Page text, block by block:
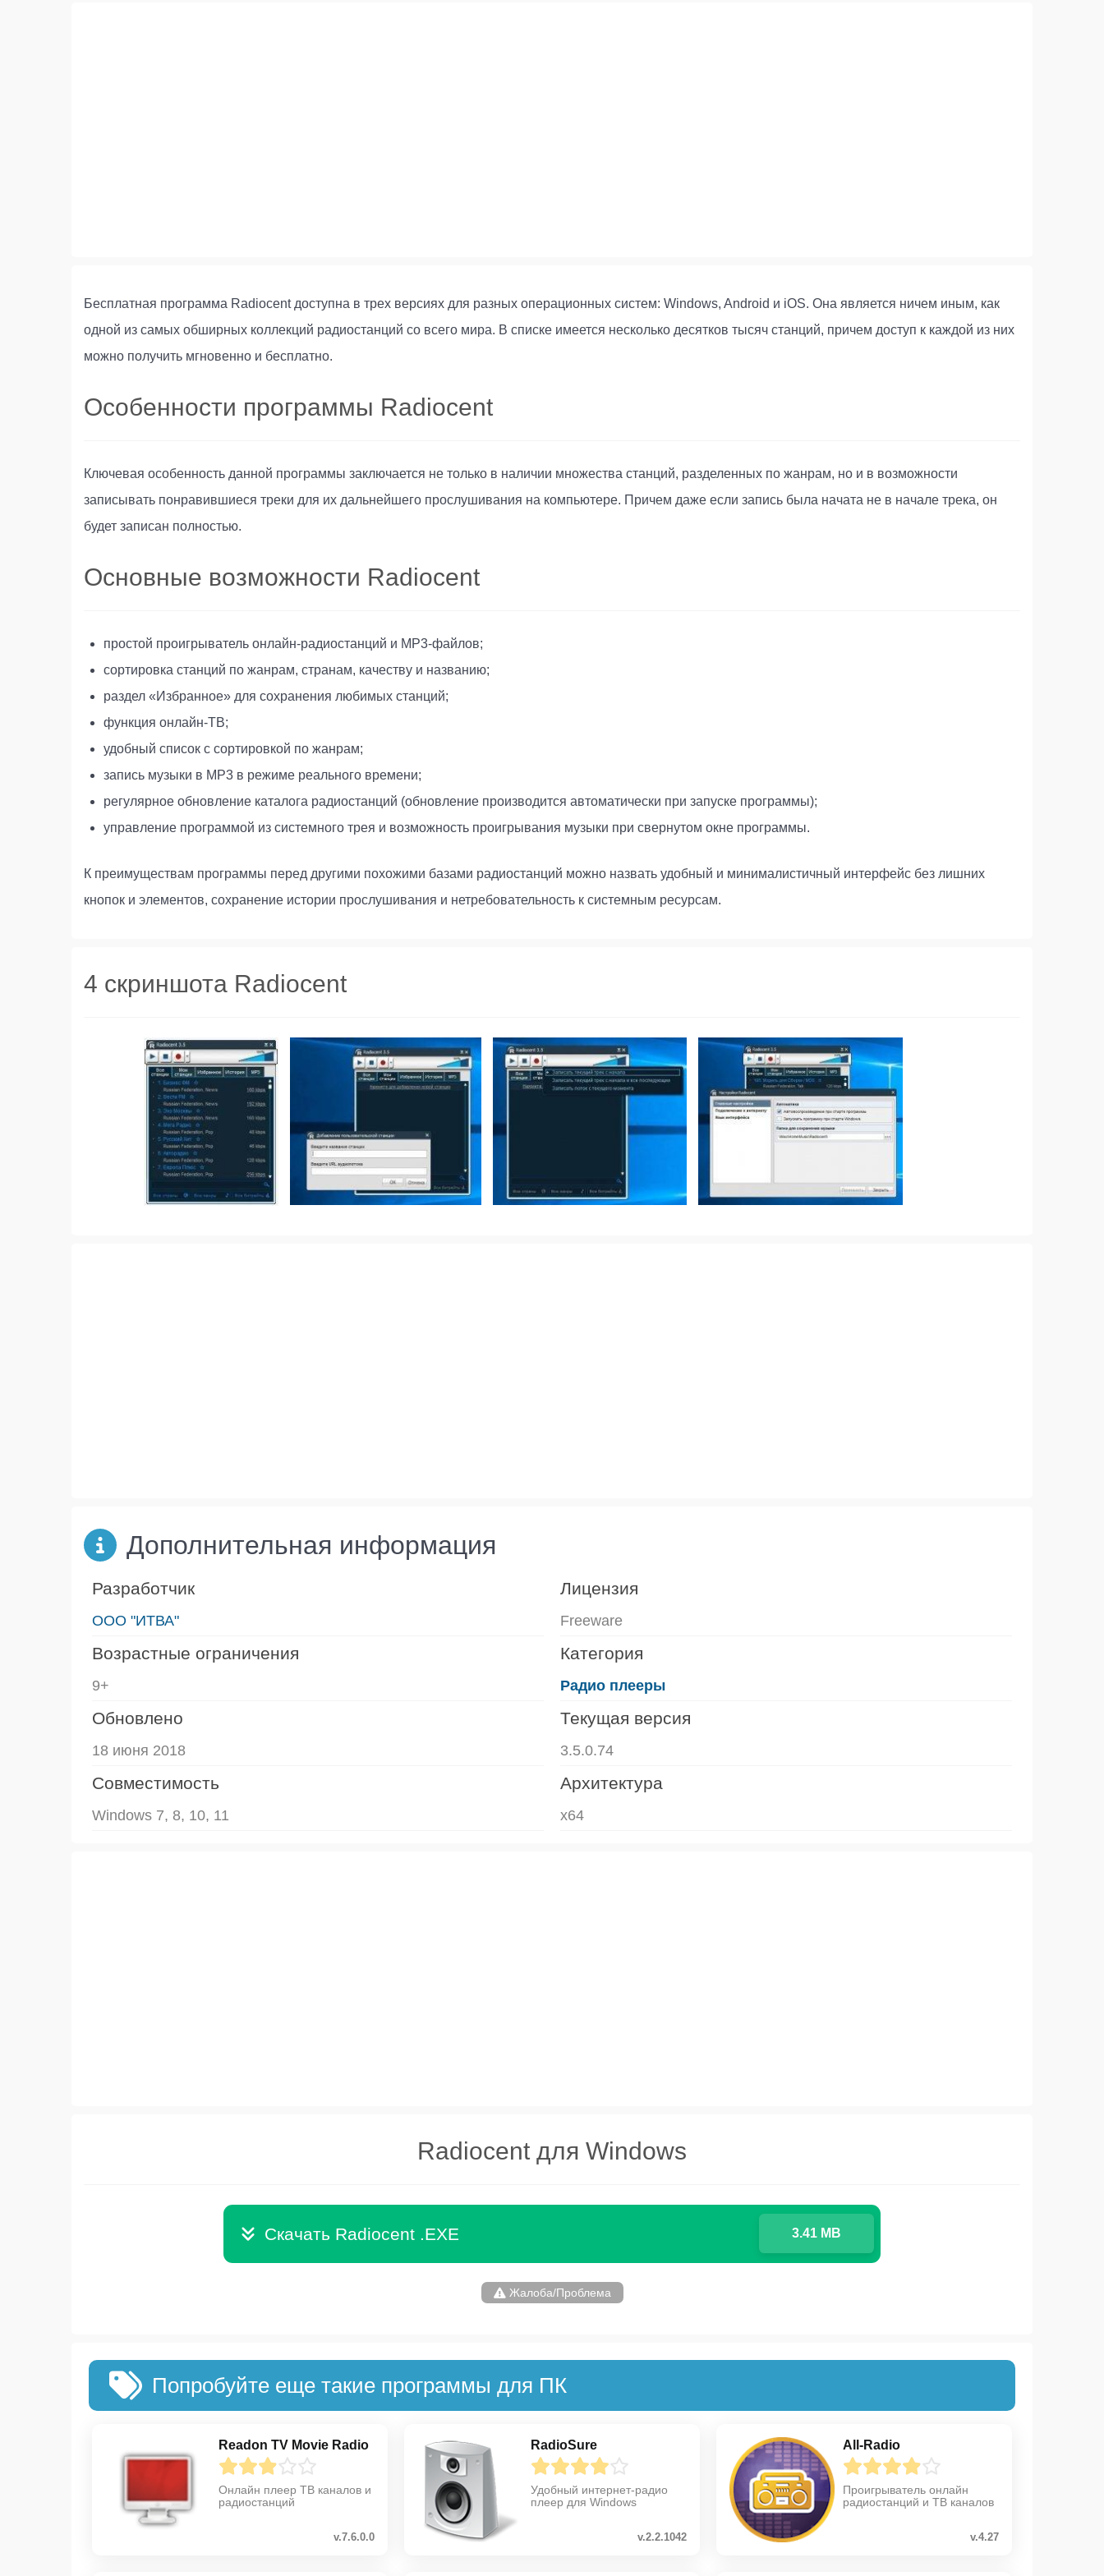
Бесплатная программа Radiocent доступна в трех версиях для разных операционных систем: Windows, Android и iOS. Она является ничем иным, как
одной из самых обширных коллекций радиостанций со всего мира. В списке имеется несколько десятков тысяч станций, причем доступ к каждой из них
можно получить мгновенно и бесплатно.
Особенности программы Radiocent
Ключевая особенность данной программы заключается не только в наличии множества станций, разделенных по жанрам, но и в возможности
записывать понравившиеся треки для их дальнейшего прослушивания на компьютере. Причем даже если запись была начата не в начале трека, он
будет записан полностью.
Основные возможности Radiocent
простой проигрыватель онлайн-радиостанций и МР3-файлов;
сортировка станций по жанрам, странам, качеству и названию;
раздел «Избранное» для сохранения любимых станций;
функция онлайн-ТВ;
удобный список с сортировкой по жанрам;
запись музыки в МР3 в режиме реального времени;
регулярное обновление каталога радиостанций (обновление производится автоматически при запуске программы);
управление программой из системного трея и возможность проигрывания музыки при свернутом окне программы.
К преимуществам программы перед другими похожими базами радиостанций можно назвать удобный и минималистичный интерфейс без лишних
кнопок и элементов, сохранение истории прослушивания и нетребовательность к системным ресурсам.
4 скриншота Radiocent
Дополнительная информация
Разработчик
ООО "ИТВА"
Лицензия
Freeware
Возрастные ограничения
9+
Категория
Радио плееры
Обновлено
18 июня 2018
Текущая версия
3.5.0.74
Совместимость
Windows 7, 8, 10, 11
Архитектура
x64
Radiocent для Windows
Скачать Radiocent .EXE 3.41 MB
Жалоба/Проблема
Попробуйте еще такие программы для ПК
Readon TV Movie Radio
Онлайн плеер ТВ каналов и
радиостанций
v.7.6.0.0
RadioSure
Удобный интернет-радио
плеер для Windows
v.2.2.1042
All-Radio
Проигрыватель онлайн
радиостанций и ТВ каналов
v.4.27